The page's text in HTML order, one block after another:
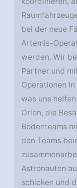
bei der neue
Artemis-
werden. Wir
Partner und
Operationen
was uns
Orion, die
Bodenteams
den Teams
Astronauten
schicken und